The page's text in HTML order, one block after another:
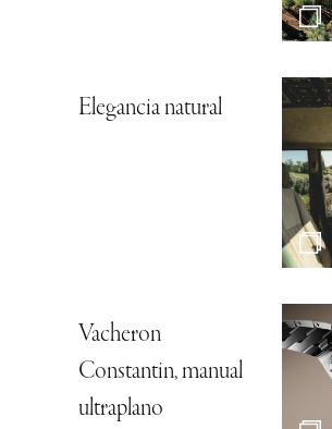
Elegancia natural
Vacheron
Constantin, manual
ultraplano